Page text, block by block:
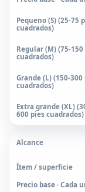
Precio base · Cada